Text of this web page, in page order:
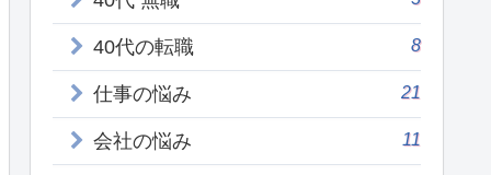
40代の転職 8
仕事の悩み 21
会社の悩み 11